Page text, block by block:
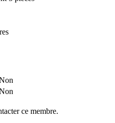
ce membre.